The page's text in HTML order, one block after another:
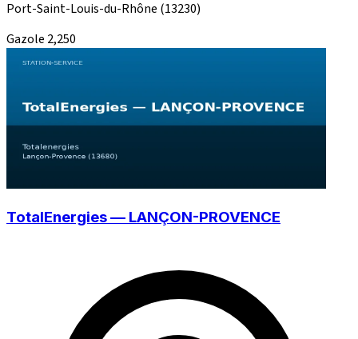
Port-Saint-Louis-du-Rhône (13230)
Gazole 2,250
TotalEnergies — LANÇON-PROVENCE